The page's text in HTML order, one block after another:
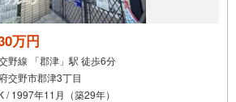
万円
野線 「郡津」駅 徒歩6分
交野市郡津3丁目
/ 1997年11月（築29年）